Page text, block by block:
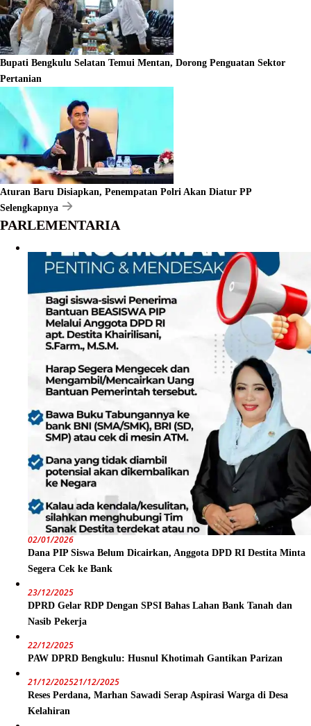
Bupati Bengkulu Selatan Temui Mentan, Dorong Penguatan Sektor
Pertanian
Aturan Baru Disiapkan, Penempatan Polri Akan Diatur PP
Selengkapnya
PARLEMENTARIA
02/01/2026
Dana PIP Siswa Belum Dicairkan, Anggota DPD RI Destita Minta
Segera Cek ke Bank
23/12/2025
DPRD Gelar RDP Dengan SPSI Bahas Lahan Bank Tanah dan
Nasib Pekerja
22/12/2025
PAW DPRD Bengkulu: Husnul Khotimah Gantikan Parizan
21/12/202521/12/2025
Reses Perdana, Marhan Sawadi Serap Aspirasi Warga di Desa
Kelahiran